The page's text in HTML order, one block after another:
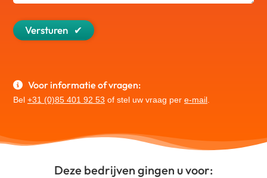
Versturen
Voor informatie of vragen:
Bel +31 (0)85 401 92 53 of stel uw vraag per e-mail
Deze bedrijven gingen u voor: